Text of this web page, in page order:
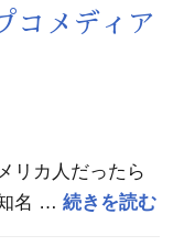
コメディア
リカ人だったら
知名 …続きを読むア